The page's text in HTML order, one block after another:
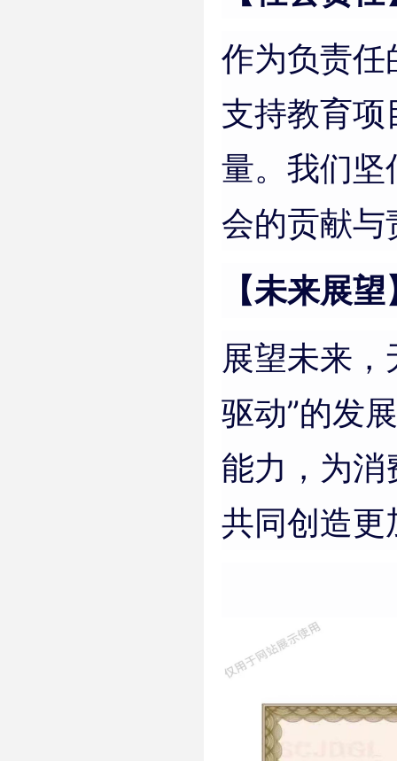
作为负责任
支持教育
量。我们坚
会的贡献与
【未来展望
展望未来
驱动”的发
能力，为
共同创造更